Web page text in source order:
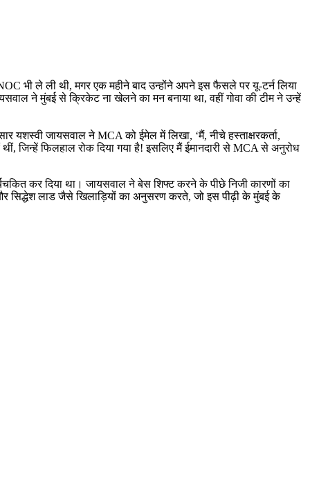
भी ले ली थी, मगर एक महीने बाद उन्होंने अपने इस फैसले पर यू-टर्न लिया
ने मुंबई से क्रिकेट ना खेलने का मन बनाया था, वहीं गोवा की टीम ने उन्हें
यशस्वी जायसवाल ने MCA को ईमेल में लिखा, ‘मैं, नीचे हस्ताक्षरकर्ता,
जिन्हें फिलहाल रोक दिया गया है! इसलिए मैं ईमानदारी से MCA से अनुरोध
कर दिया था। जायसवाल ने बेस शिफ्ट करने के पीछे निजी कारणों का
सिद्धेश लाड जैसे खिलाड़ियों का अनुसरण करते, जो इस पीढ़ी के मुंबई के